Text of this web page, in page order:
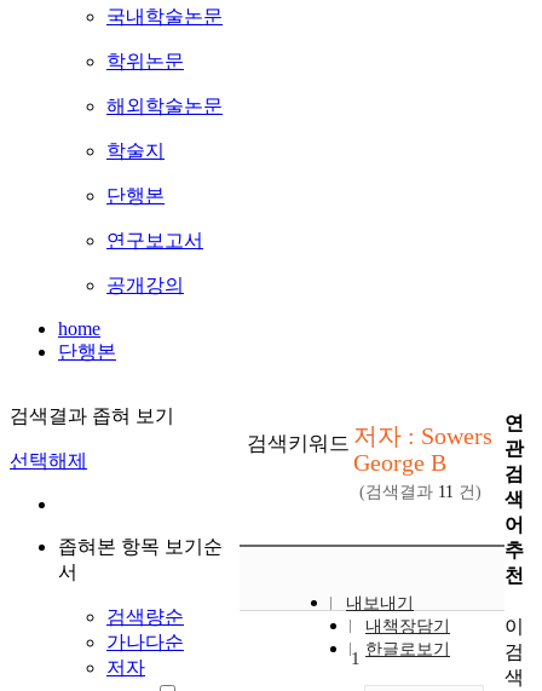
국내학술논문
학위논문
해외학술논문
학술지
단행본
연구보고서
공개강의
home
단행본
검색결과 좁혀 보기
선택해제
좁혀본 항목 보기순
서
검색량순
가나다순
저자
검색키워드 저자 : Sowers
George B
(검색결과 11 건)
내보내기
내책장담기
한글로보기
1
연
관
검
색
어
추
천
이
검
색